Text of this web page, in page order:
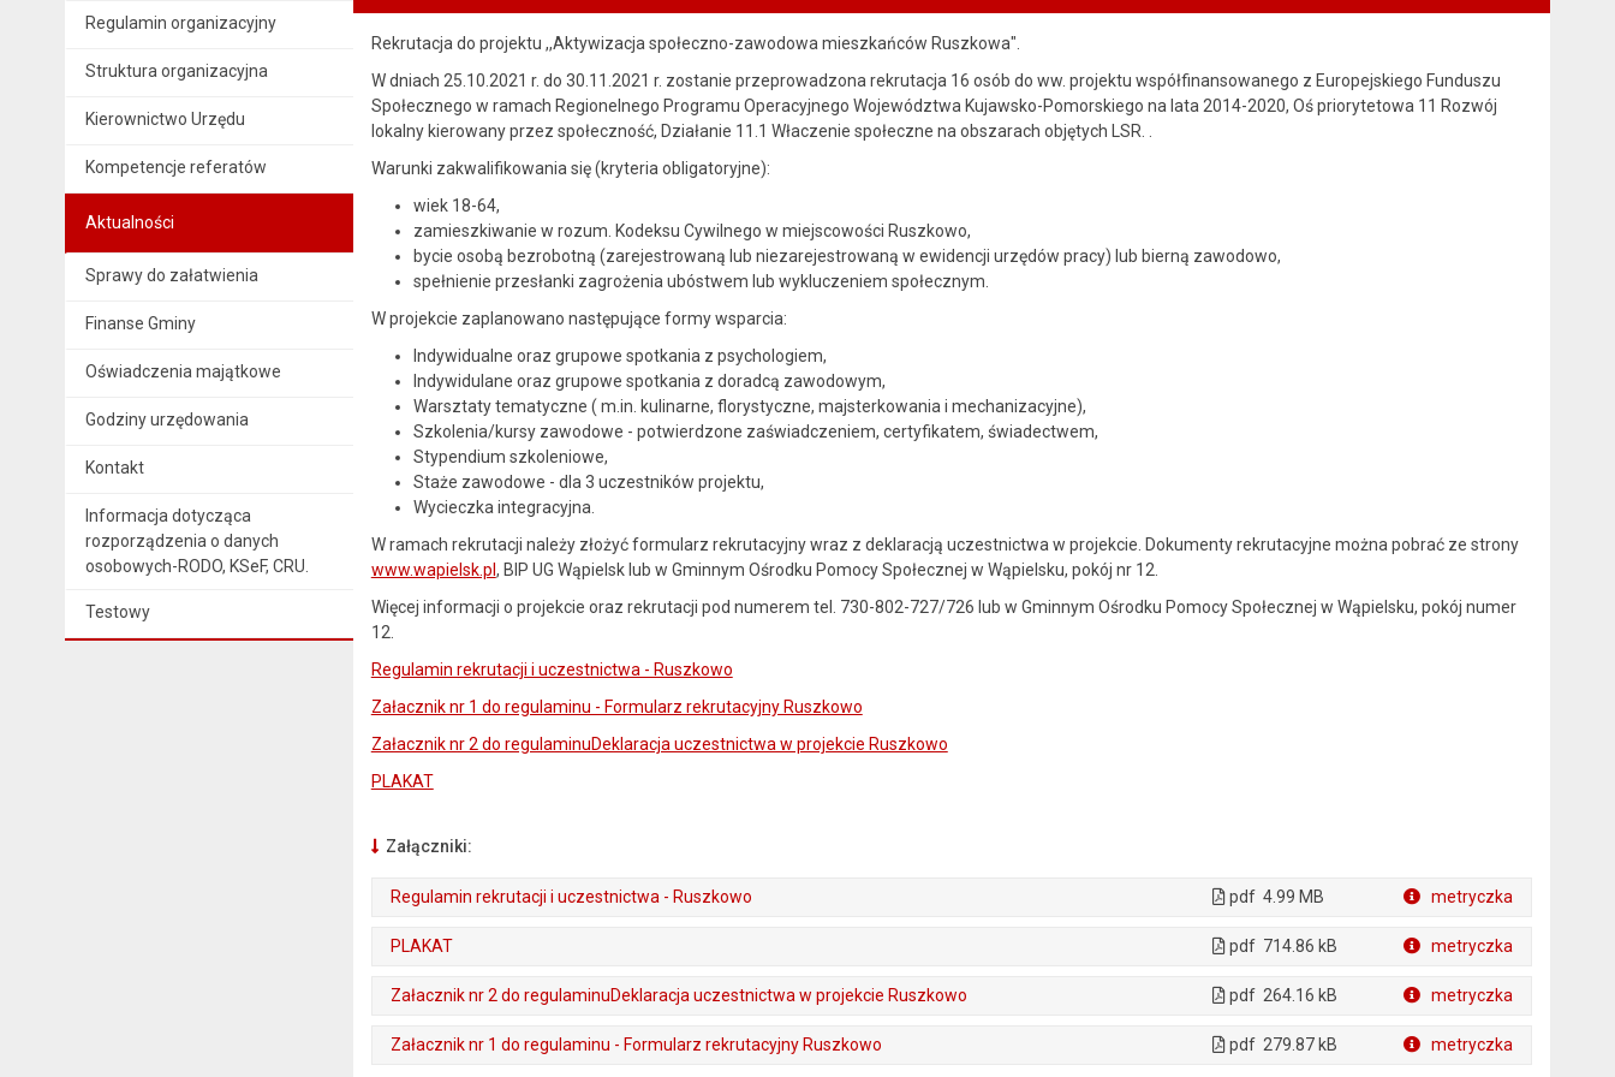
Regulamin organizacyjny
Struktura organizacyjna
Kierownictwo Urzędu
Kompetencje referatów
Aktualności
Sprawy do załatwienia
Finanse Gminy
Oświadczenia majątkowe
Godziny urzędowania
Kontakt
Informacja dotycząca
rozporządzenia o danych
osobowych-RODO, KSeF, CRU.
Testowy
Rekrutacja do projektu ,,Aktywizacja społeczno-zawodowa mieszkańców Ruszkowa".
W dniach 25.10.2021 r. do 30.11.2021 r. zostanie przeprowadzona rekrutacja 16 osób do ww. projektu współfinansowanego z Europejskiego Funduszu
Społecznego w ramach Regionelnego Programu Operacyjnego Województwa Kujawsko-Pomorskiego na lata 2014-2020, Oś priorytetowa 11 Rozwój
lokalny kierowany przez społeczność, Działanie 11.1 Właczenie społeczne na obszarach objętych LSR. .
Warunki zakwalifikowania się (kryteria obligatoryjne):
wiek 18-64,
zamieszkiwanie w rozum. Kodeksu Cywilnego w miejscowości Ruszkowo,
bycie osobą bezrobotną (zarejestrowaną lub niezarejestrowaną w ewidencji urzędów pracy) lub bierną zawodowo,
spełnienie przesłanki zagrożenia ubóstwem lub wykluczeniem społecznym.
W projekcie zaplanowano następujące formy wsparcia:
Indywidualne oraz grupowe spotkania z psychologiem,
Indywidulane oraz grupowe spotkania z doradcą zawodowym,
Warsztaty tematyczne ( m.in. kulinarne, florystyczne, majsterkowania i mechanizacyjne),
Szkolenia/kursy zawodowe - potwierdzone zaświadczeniem, certyfikatem, świadectwem,
Stypendium szkoleniowe,
Staże zawodowe - dla 3 uczestników projektu,
Wycieczka integracyjna.
W ramach rekrutacji należy złożyć formularz rekrutacyjny wraz z deklaracją uczestnictwa w projekcie. Dokumenty rekrutacyjne można pobrać ze strony
www.wapielsk.pl , BIP UG Wąpielsk lub w Gminnym Ośrodku Pomocy Społecznej w Wąpielsku, pokój nr 12.
Więcej informacji o projekcie oraz rekrutacji pod numerem tel. 730-802-727/726 lub w Gminnym Ośrodku Pomocy Społecznej w Wąpielsku, pokój numer
12.
Regulamin rekrutacji i uczestnictwa - Ruszkowo
Załacznik nr 1 do regulaminu - Formularz rekrutacyjny Ruszkowo
Załacznik nr 2 do regulaminuDeklaracja uczestnictwa w projekcie Ruszkowo
PLAKAT
Załączniki:
Regulamin rekrutacji i uczestnictwa - Ruszkowo pdf 4.99 MB metryczka
PLAKAT pdf 714.86 kB metryczka
Załacznik nr 2 do regulaminuDeklaracja uczestnictwa w projekcie Ruszkowo pdf 264.16 kB metryczka
Załacznik nr 1 do regulaminu - Formularz rekrutacyjny Ruszkowo pdf 279.87 kB metryczka